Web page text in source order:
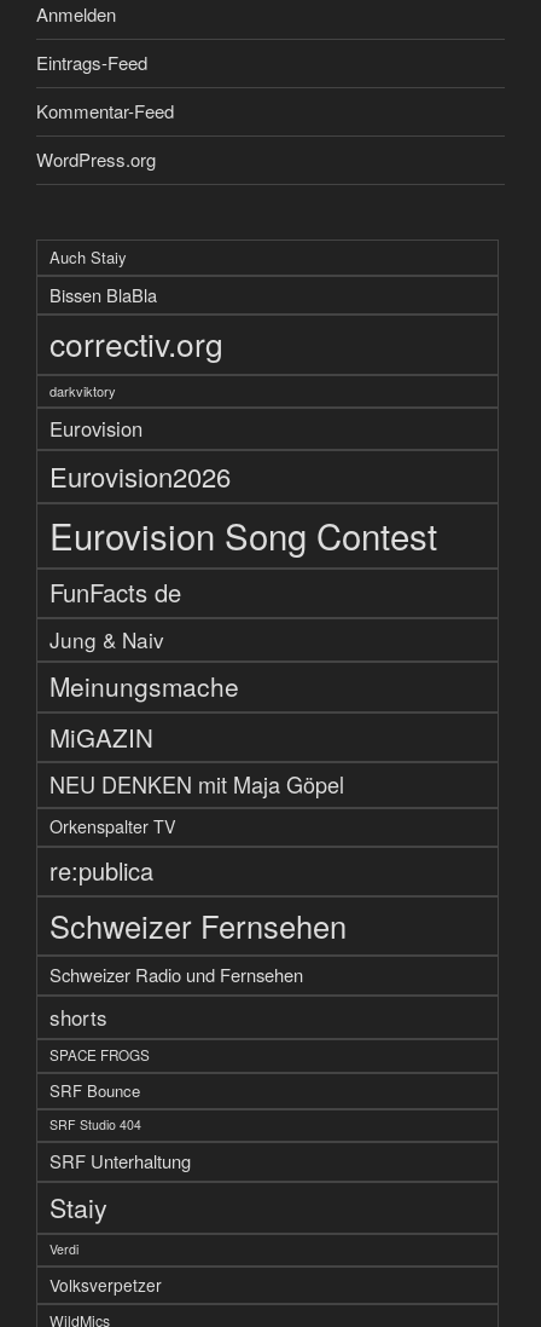
Anmelden
Eintrags-Feed
Kommentar-Feed
WordPress.org
Auch Staiy
Bissen BlaBla
correctiv.org
darkviktory
Eurovision
Eurovision2026
Eurovision Song Contest
FunFacts de
Jung & Naiv
Meinungsmache
MiGAZIN
NEU DENKEN mit Maja Göpel
Orkenspalter TV
re:publica
Schweizer Fernsehen
Schweizer Radio und Fernsehen
shorts
SPACE FROGS
SRF Bounce
SRF Studio 404
SRF Unterhaltung
Staiy
Verdi
Volksverpetzer
WildMics